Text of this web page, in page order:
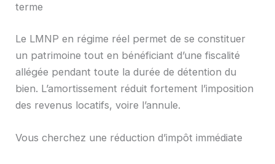
terme
Le LMNP en régime réel permet de se constituer
un patrimoine tout en bénéficiant d’une fiscalité
allégée pendant toute la durée de détention du
bien. L’amortissement réduit fortement l’imposition
des revenus locatifs, voire l’annule.
Vous cherchez une réduction d’impôt immédiate